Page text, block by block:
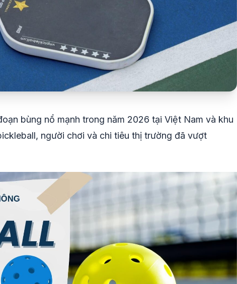
bùng nổ mạnh trong năm 2026 tại Việt Nam và khu
người chơi và chi tiêu thị trường đã vượt